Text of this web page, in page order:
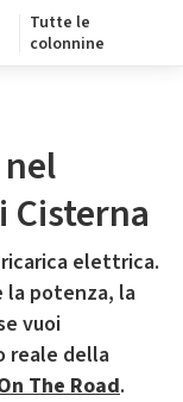
Tutte le
colonnine
Cisterna
elettrica.
la potenza, la
vuoi
reale della
The Road.